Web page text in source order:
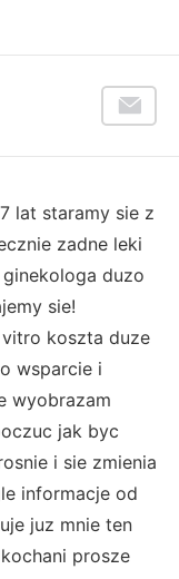
lat staramy sie z
zadne leki
duzo
sie!
koszta duze
wsparcie i
wyobrazam
jak byc
i sie zmienia
informacje od
juz mnie ten
prosze